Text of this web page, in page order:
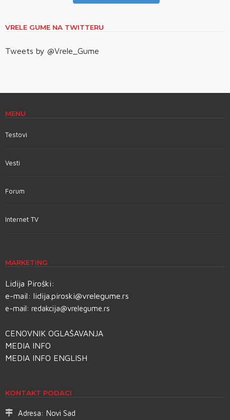
VRELE GUME NA TWITTERU
Tweets by @Vrele_Gume
MENU
Testovi
Vesti
Forum
Internet TV
MARKETING
Lidija Piroški:
e-mail: lidija.piroski@vrelegume.rs
e-mail: redakcija@vrelegume.rs
CENOVNIK OGLAŠAVANJA
MEDIA INFO
MEDIA INFO ENGLISH
KONTAKT PODACI
Adresa: Novi Sad